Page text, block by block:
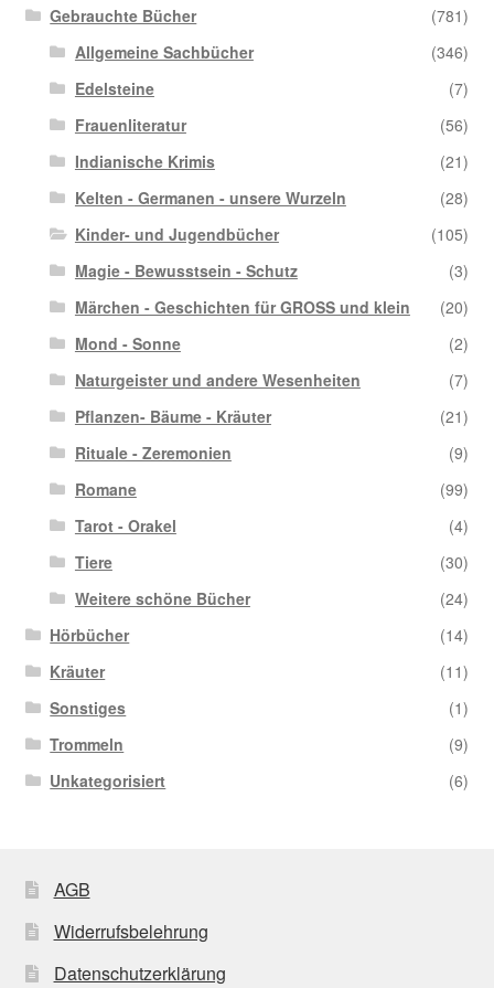
Gebrauchte Bücher
(781)
Allgemeine Sachbücher
(346)
Edelsteine
(7)
Frauenliteratur
(56)
Indianische Krimis
(21)
Kelten - Germanen - unsere Wurzeln
(28)
Kinder- und Jugendbücher
(105)
Magie - Bewusstsein - Schutz
(3)
Märchen - Geschichten für GROSS und klein
(20)
Mond - Sonne
(2)
Naturgeister und andere Wesenheiten
(7)
Pflanzen- Bäume - Kräuter
(21)
Rituale - Zeremonien
(9)
Romane
(99)
Tarot - Orakel
(4)
Tiere
(30)
Weitere schöne Bücher
(24)
Hörbücher
(14)
Kräuter
(11)
Sonstiges
(1)
Trommeln
(9)
Unkategorisiert
(6)
AGB
Widerrufsbelehrung
Datenschutzerklärung